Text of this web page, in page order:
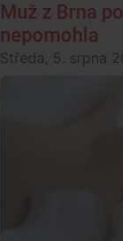
Muž z Brna
nepomohla
Středa, 5. srpna